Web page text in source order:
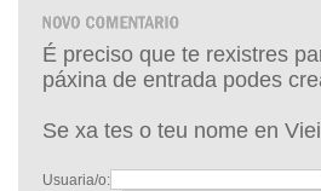
É preciso que te rexistres
páxina de entrada podes
Se xa tes o teu nome en
Usuaria/o: